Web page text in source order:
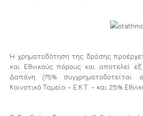
Η χρηματοδότηση της δράσης
και Εθνικούς πόρους και αποτελεί
Δαπάνη (75%
Κοινοτικό Ταμείο – Ε.Κ.Τ. – και 25%